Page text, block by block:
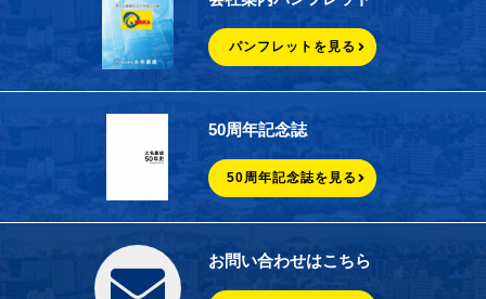
パンフレットを見る
50周年記念誌
50周年記念誌を見る
お問い合わせはこちら